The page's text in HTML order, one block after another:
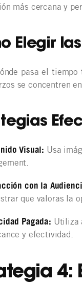
más cercana y
Elegir
pasa el
se concentren
Visual: Usa
con la
que valoras la
Pagada: Utiliza
y efectividad.
4: